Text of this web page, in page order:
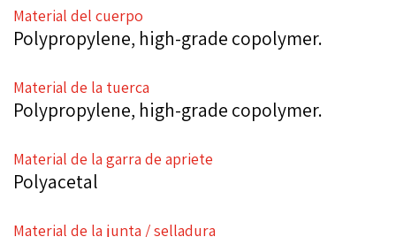
Material del cuerpo
Polypropylene, high-grade copolymer.
Material de la tuerca
Polypropylene, high-grade copolymer.
Material de la garra de apriete
Polyacetal
Material de la junta / selladura